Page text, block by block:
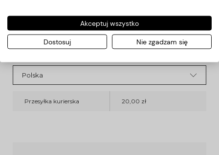
Koszty dostawy
Przesyłka kurierska 20,00 zł
Akceptuj wszystko
Dostosuj Nie zgadzam się